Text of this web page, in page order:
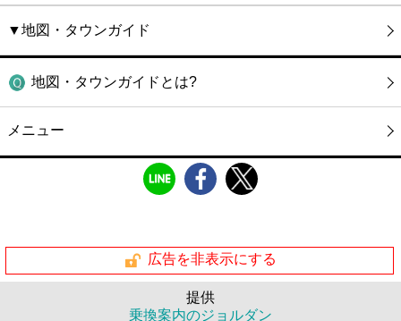
▼地図・タウンガイド
地図・タウンガイドとは?
メニュー
広告を非表示にする
提供
乗換案内のジョルダン